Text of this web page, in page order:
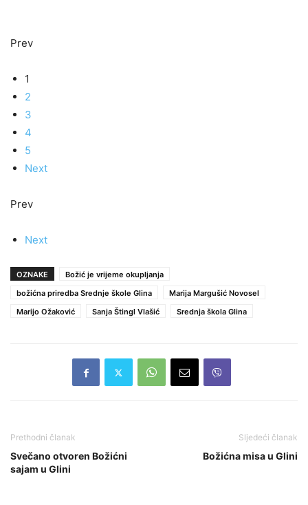
Prev
1
2
3
4
5
Next
Prev
Next
OZNAKE
Božić je vrijeme okupljanja
božićna priredba Srednje škole Glina
Marija Margušić Novosel
Marijo Ožaković
Sanja Štingl Vlašić Srednja škola Glina
Prethodni članak
Svečano otvoren Božićni
sajam u Glini
Sljedeći članak
Božićna misa u Glini